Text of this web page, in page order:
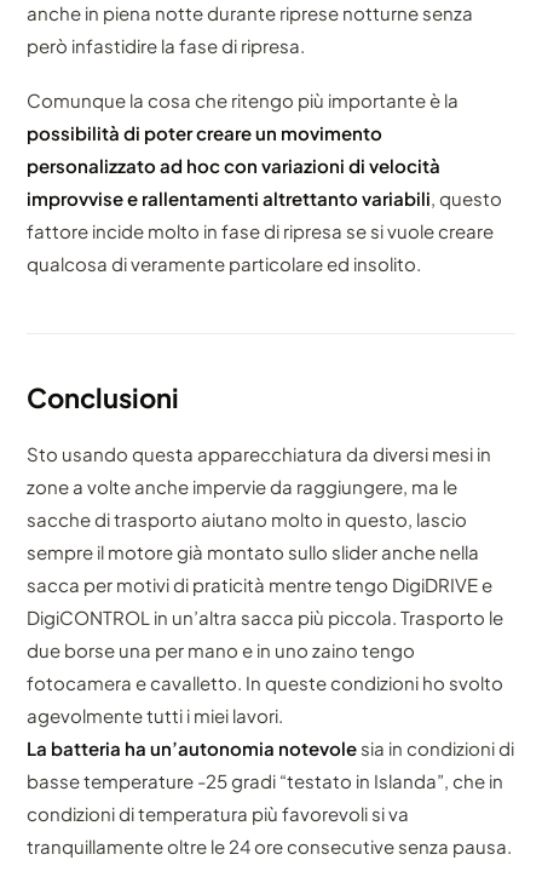
anche in piena notte durante riprese notturne senza
però infastidire la fase di ripresa.
Comunque la cosa che ritengo più importante è la
possibilità di poter creare un movimento
personalizzato ad hoc con variazioni di velocità
improvvise e rallentamenti altrettanto variabili, questo
fattore incide molto in fase di ripresa se si vuole creare
qualcosa di veramente particolare ed insolito.
Conclusioni
Sto usando questa apparecchiatura da diversi mesi in
zone a volte anche impervie da raggiungere, ma le
sacche di trasporto aiutano molto in questo, lascio
sempre il motore già montato sullo slider anche nella
sacca per motivi di praticità mentre tengo DigiDRIVE e
DigiCONTROL in un’altra sacca più piccola. Trasporto le
due borse una per mano e in uno zaino tengo
fotocamera e cavalletto. In queste condizioni ho svolto
agevolmente tutti i miei lavori.
La batteria ha un’autonomia notevole sia in condizioni di
basse temperature -25 gradi “testato in Islanda”, che in
condizioni di temperatura più favorevoli si va
tranquillamente oltre le 24 ore consecutive senza pausa.